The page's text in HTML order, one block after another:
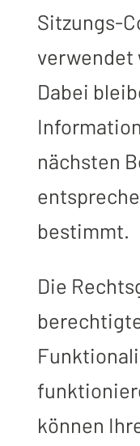
Sitzungs-
verwendet
Dabei
nächsten
bestimmt.
Die
können